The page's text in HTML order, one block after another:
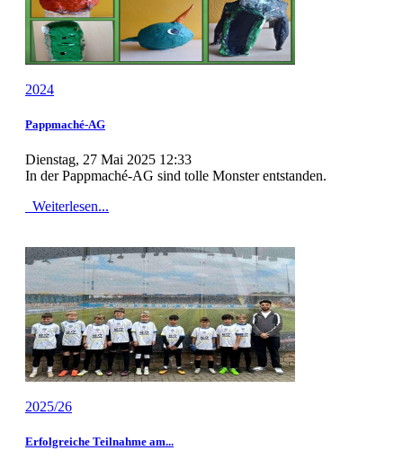
2024
Pappmaché-AG
Dienstag, 27 Mai 2025 12:33
In der Pappmaché-AG sind tolle Monster entstanden.
Weiterlesen...
2025/26
Erfolgreiche Teilnahme am...